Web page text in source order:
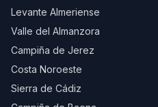
Levante Almeriense
Valle del Almanzora
Campiña de Jerez
Costa Noroeste
Sierra de Cádiz